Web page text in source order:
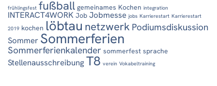
frühlingsfest fußball gemeinames Kochen integration
INTERACT4WORK Job Jobmesse jobs Karrierestart Karrierestart
2019 kochen löbtau netzwerk Podiumsdiskussion
Sommer Sommerferien
Sommerferienkalender sommerfest sprache
Stellenausschreibung T8 verein Vokabeltraining